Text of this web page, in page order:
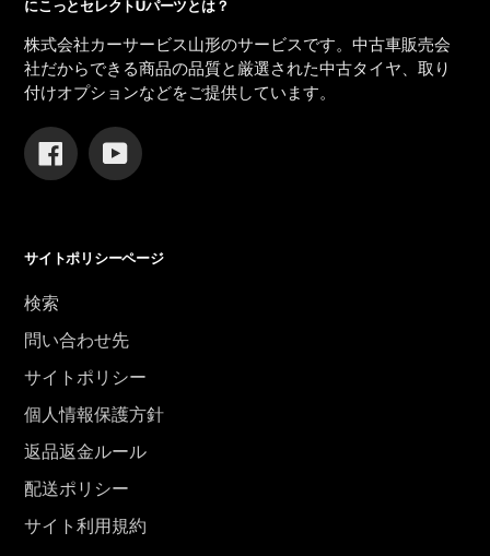
にこっとセレクトUパーツとは？
株式会社カーサービス山形のサービスです。中古車販売会
社だからできる商品の品質と厳選された中古タイヤ、取り
付けオプションなどをご提供しています。
FacebookYouTube
サイトポリシーページ
検索
問い合わせ先
サイトポリシー
個人情報保護方針
返品返金ルール
配送ポリシー
サイト利用規約